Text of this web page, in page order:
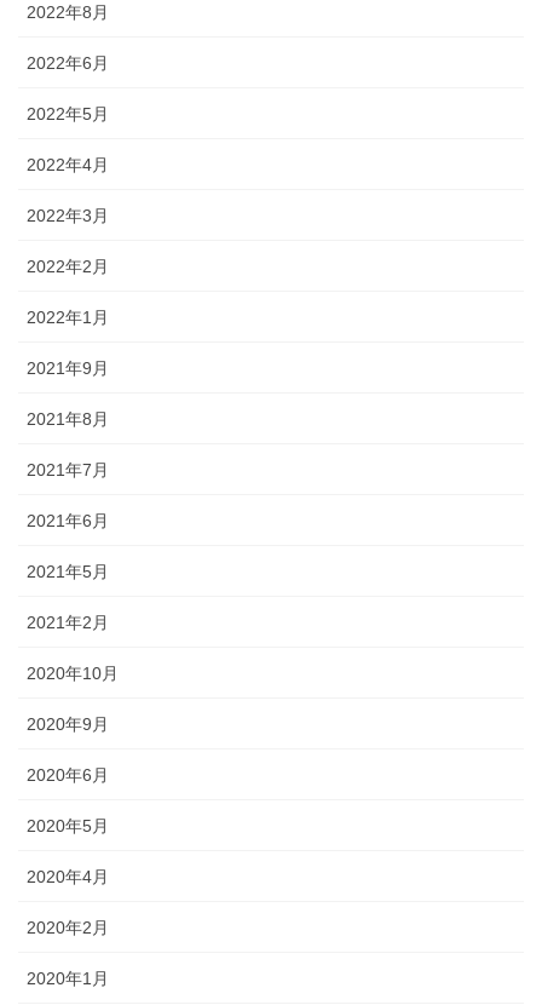
2022年8月
2022年6月
2022年5月
2022年4月
2022年3月
2022年2月
2022年1月
2021年9月
2021年8月
2021年7月
2021年6月
2021年5月
2021年2月
2020年10月
2020年9月
2020年6月
2020年5月
2020年4月
2020年2月
2020年1月